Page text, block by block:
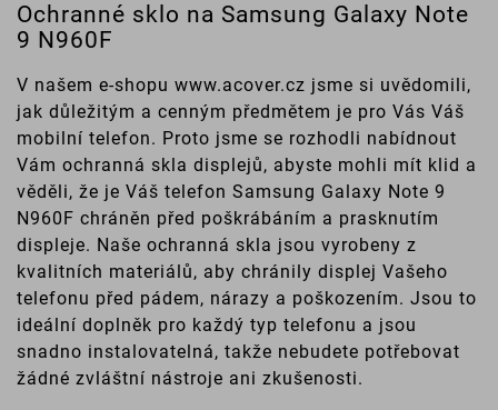
Ochranné sklo na Samsung Galaxy Note
9 N960F
V našem e-shopu www.acover.cz jsme si uvědomili,
jak důležitým a cenným předmětem je pro Vás Váš
mobilní telefon. Proto jsme se rozhodli nabídnout
Vám ochranná skla displejů, abyste mohli mít klid a
věděli, že je Váš telefon Samsung Galaxy Note 9
N960F chráněn před poškrábáním a prasknutím
displeje. Naše ochranná skla jsou vyrobeny z
kvalitních materiálů, aby chránily displej Vašeho
telefonu před pádem, nárazy a poškozením. Jsou to
ideální doplněk pro každý typ telefonu a jsou
snadno instalovatelná, takže nebudete potřebovat
žádné zvláštní nástroje ani zkušenosti.